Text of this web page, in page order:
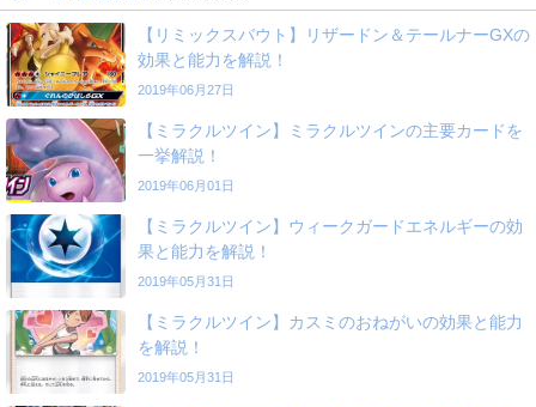
【リミックスバウト】リザードン＆テールナーGXの
効果と能力を解説！
2019年06月27日
【ミラクルツイン】ミラクルツインの主要カードを
一挙解説！
2019年06月01日
【ミラクルツイン】ウィークガードエネルギーの効
果と能力を解説！
2019年05月31日
【ミラクルツイン】カスミのおねがいの効果と能力
を解説！
2019年05月31日